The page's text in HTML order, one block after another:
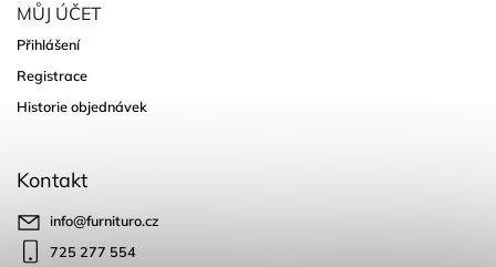
MŮJ ÚČET
Přihlášení
Registrace
Historie objednávek
Kontakt
info@furnituro.cz
725 277 554